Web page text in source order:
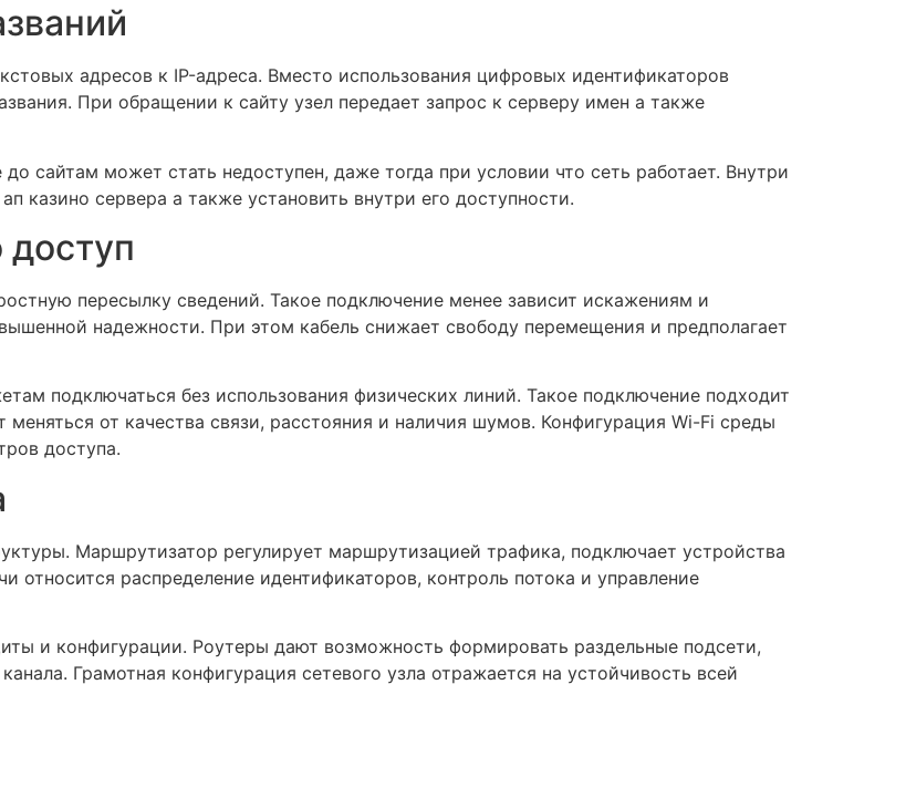
адресов к IP-адреса. Вместо использования цифровых идентификаторов
При обращении к сайту узел передает запрос к серверу имен а также
сайтам может стать недоступен, даже тогда при условии что сеть работает. Внутри
казино сервера а также установить внутри его доступности.
пересылку сведений. Такое подключение менее зависит искажениям и
надежности. При этом кабель снижает свободу перемещения и предполагает
подключаться без использования физических линий. Такое подключение подходит
от качества связи, расстояния и наличия шумов. Конфигурация Wi-Fi среды
доступа.
Маршрутизатор регулирует маршрутизацией трафика, подключает устройства
относится распределение идентификаторов, контроль потока и управление
и конфигурации. Роутеры дают возможность формировать раздельные подсети,
Грамотная конфигурация сетевого узла отражается на устойчивость всей